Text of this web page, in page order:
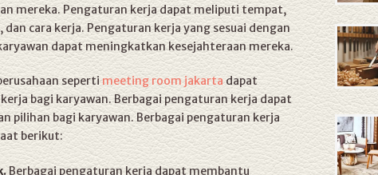
mereka. Pengaturan kerja dapat meliputi tempat,
cara kerja. Pengaturan kerja yang sesuai dengan
dapat meningkatkan kesejahteraan mereka.
sepertimeeting room jakartadapat
bagi karyawan. Berbagai pengaturan kerja dapat
pilihan bagi karyawan. Berbagai pengaturan kerja
berikut:
Berbagai pengaturan kerja dapat membantu